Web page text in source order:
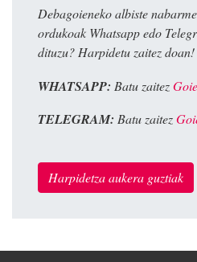
Debagoieneko albiste
ordukoak Whatsapp edo
dituzu? Harpidetu zaitez doan!
WHATSAPP: Batu zaitez
TELEGRAM: Batu zaitez
Harpidetza aukera guztiak